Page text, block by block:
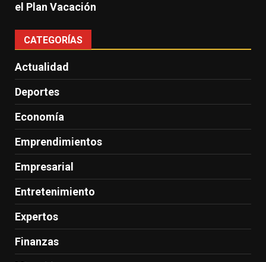
el Plan Vacación
CATEGORÍAS
Actualidad
Deportes
Economía
Emprendimientos
Empresarial
Entretenimiento
Expertos
Finanzas